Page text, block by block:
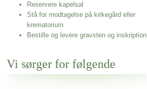
Reservere kapelsal
Stå for modtagelse på kirkegård eller
krematorium
Bestille og levere gravsten og inskription
Vi sørger for følgende